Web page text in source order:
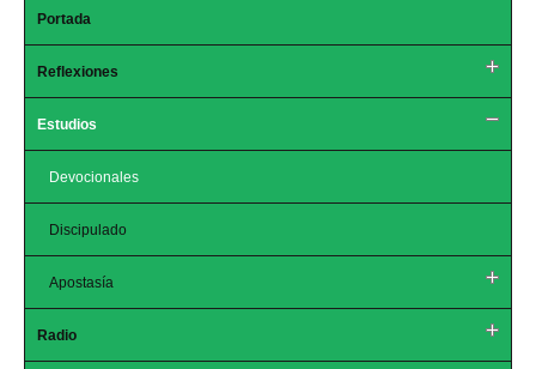
Portada
Reflexiones
Estudios
Devocionales
Discipulado
Apostasía
Radio